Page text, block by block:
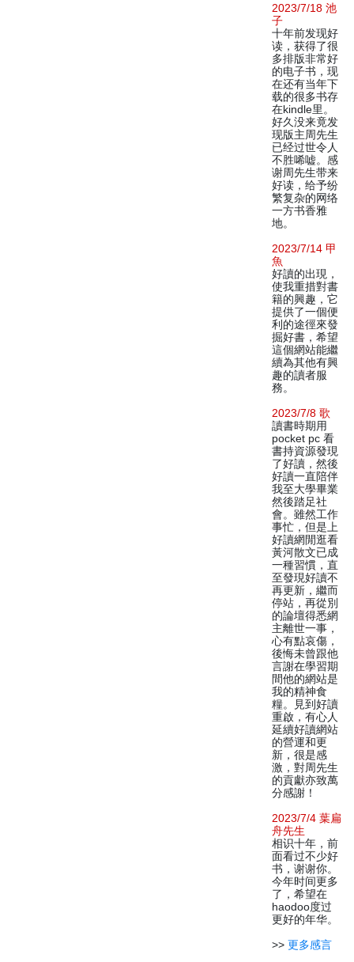
2023/7/18 池
子
十年前发现好
读，获得了很
多排版非常好
的电子书，现
在还有当年下
载的很多书存
在kindle里。
好久没来竟发
现版主周先生
已经过世令人
不胜唏嘘。感
谢周先生带来
好读，给予纷
繁复杂的网络
一方书香雅
地。
2023/7/14 甲
魚
好讀的出現，
使我重措對書
籍的興趣，它
提供了一個便
利的途徑來發
掘好書，希望
這個網站能繼
續為其他有興
趣的讀者服
務。
2023/7/8 歌
讀書時期用
pocket pc 看
書持資源發現
了好讀，然後
好讀一直陪伴
我至大學畢業
然後踏足社
會。雖然工作
事忙，但是上
好讀網閒逛看
黃河散文已成
一種習慣，直
至發現好讀不
再更新，繼而
停站，再從別
的論壇得悉網
主離世一事，
心有點哀傷，
後悔未曾跟他
言謝在學習期
間他的網站是
我的精神食
糧。見到好讀
重啟，有心人
延續好讀網站
的營運和更
新，很是感
激，對周先生
的貢獻亦致萬
分感謝！
2023/7/4 葉扁
舟先生
相识十年，前
面看过不少好
书，谢谢你。
今年时间更多
了，希望在
haodoo度过
更好的年华。
>> 更多感言